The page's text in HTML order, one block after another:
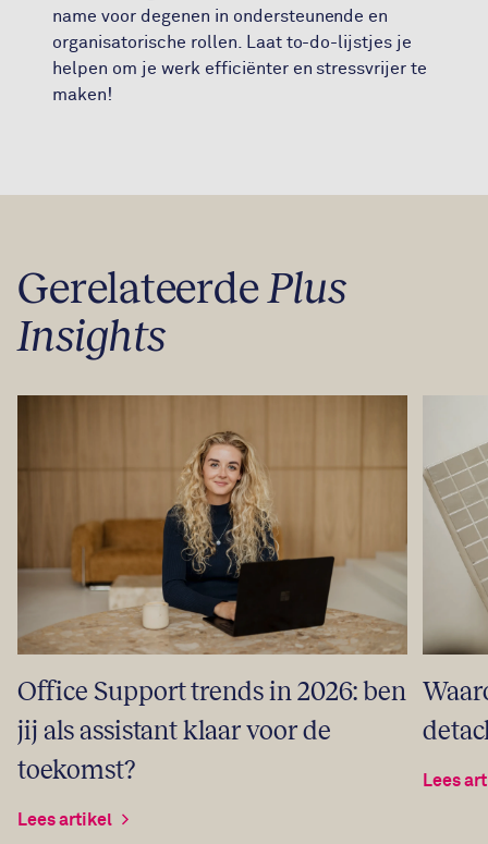
name voor degenen in ondersteunende en
organisatorische rollen. Laat to-do-lijstjes je
helpen om je werk efficiënter en stressvrijer te
maken!
Gerelateerde Plus
Insights
Office Support trends in 2026: ben
jij als assistant klaar voor de
toekomst?
Lees artikel
Lees